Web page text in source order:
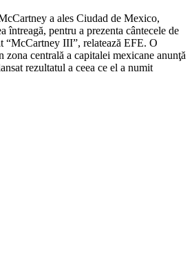
a ales Ciudad de Mexico,
întreagă, pentru a prezenta cântecele de
“McCartney III”, relatează EFE. O
zona centrală a capitalei mexicane anunţă
rezultatul a ceea ce el a numit